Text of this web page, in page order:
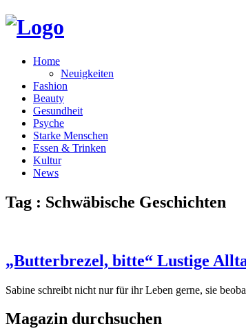
Home
Neuigkeiten
Fashion
Beauty
Gesundheit
Psyche
Starke Menschen
Essen & Trinken
Kultur
News
Tag : Schwäbische Geschichten
„Butterbrezel, bitte“ Lustige
Sabine schreibt nicht nur für ihr Leben gerne, sie
Magazin durchsuchen